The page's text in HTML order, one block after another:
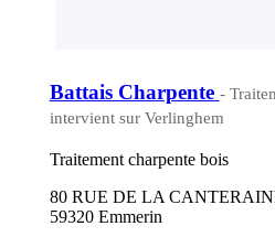
Battais Charpente -
intervient sur Verlinghem
Traitement charpente bois
80 RUE DE LA
59320 Emmerin